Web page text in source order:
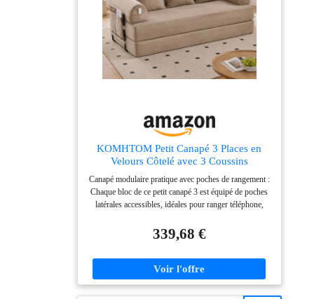
KOMHTOM Petit Canapé 3 Places en
Velours Côtelé avec 3 Coussins
Confortables, DIY Libre et Structure
Métal - Canapé Convertible
Multifonctionnel Moderne (Kaki-B)
Canapé modulaire pratique avec poches de rangement :
Chaque bloc de ce petit canapé 3 est équipé de poches
latérales accessibles, idéales pour ranger téléphone,
espaces de rangement intégrés, tout reste à portée de
main et la pièce reste bien ordonnée Design
s’adapte à vos besoins - combinez les blocs pour créer
un canapé en L, une chaise longue, un lit d’appoint ou
339,68 €